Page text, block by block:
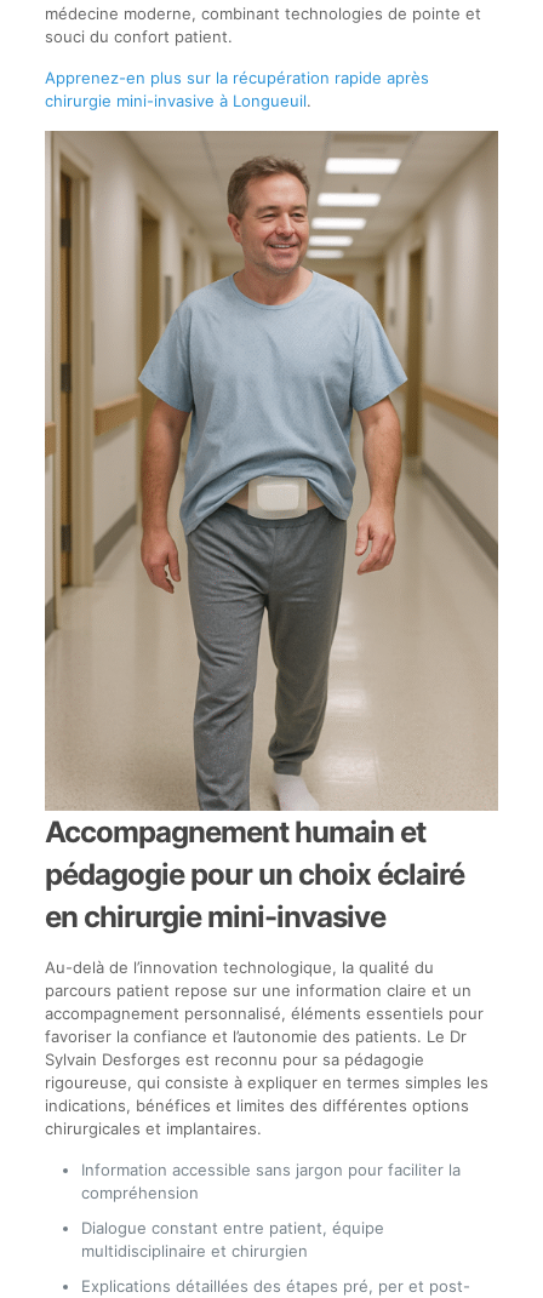
médecine moderne, combinant technologies de pointe et
souci du confort patient.
Apprenez-en plus sur la récupération rapide après
chirurgie mini-invasive à Longueuil.
Accompagnement humain et
pédagogie pour un choix éclairé
en chirurgie mini-invasive
Au-delà de l’innovation technologique, la qualité du
parcours patient repose sur une information claire et un
accompagnement personnalisé, éléments essentiels pour
favoriser la confiance et l’autonomie des patients. Le Dr
Sylvain Desforges est reconnu pour sa pédagogie
rigoureuse, qui consiste à expliquer en termes simples les
indications, bénéfices et limites des différentes options
chirurgicales et implantaires.
Information accessible sans jargon pour faciliter la
compréhension
Dialogue constant entre patient, équipe
multidisciplinaire et chirurgien
Explications détaillées des étapes pré, per et post-